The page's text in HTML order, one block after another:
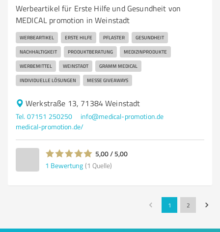
Werbeartikel für Erste Hilfe und Gesundheit von
MEDICAL promotion in Weinstadt
WERBEARTIKEL ERSTE HILFE PFLASTER GESUNDHEIT
NACHHALTIGKEIT PRODUKTBERATUNG MEDIZINPRODUKTE
WERBEMITTEL WEINSTADT GRAMM MEDICAL
INDIVIDUELLE LÖSUNGEN MESSE GIVEAWAYS
Werkstraße 13, 71384 Weinstadt
Tel. 07151 250250
info@medical-promotion.de
medical-promotion.de/
5,00 / 5,00
1 Bewertung (1 Quelle)
1 2